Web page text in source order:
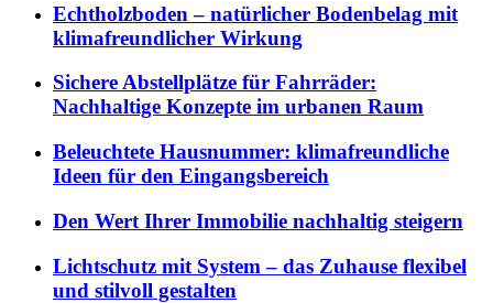
Echtholzboden – natürlicher Bodenbelag mit
klimafreundlicher Wirkung
Sichere Abstellplätze für Fahrräder:
Nachhaltige Konzepte im urbanen Raum
Beleuchtete Hausnummer: klimafreundliche
Ideen für den Eingangsbereich
Den Wert Ihrer Immobilie nachhaltig steigern
Lichtschutz mit System – das Zuhause flexibel
und stilvoll gestalten